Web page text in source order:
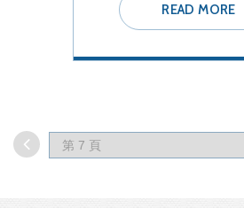
READ MORE